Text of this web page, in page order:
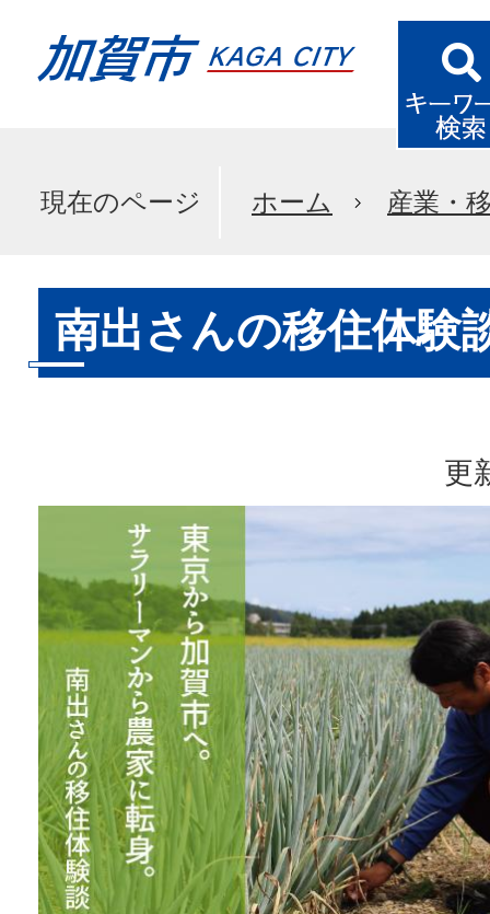
現在のページ ホーム 産業・
南出さんの移住体験
更